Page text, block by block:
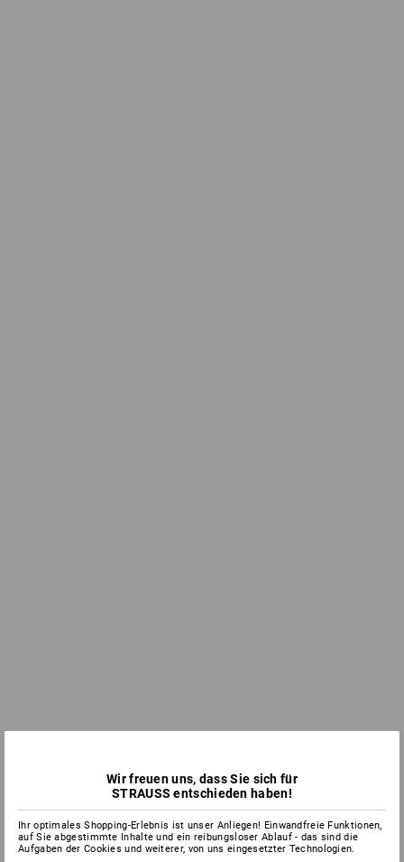
Wir freuen uns, dass Sie sich für
STRAUSS entschieden haben!
Ihr optimales Shopping-Erlebnis ist unser Anliegen! Einwandfreie Funktionen,
auf Sie abgestimmte Inhalte und ein reibungsloser Ablauf - das sind die
Aufgaben der Cookies und weiterer, von uns eingesetzter Technologien.